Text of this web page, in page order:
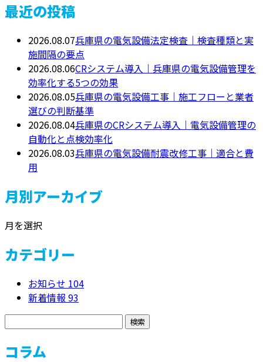
最近の投稿
2026.08.07兵庫県の電気設備法定検査｜検査種類と実
施間隔の要点
2026.08.06CRシステム導入｜兵庫県の電気設備管理を
効率化する5つの効果
2026.08.05兵庫県の電気設備工事｜施工フローと業者
選びの判断基準
2026.08.04兵庫県のCRシステム導入｜電気設備管理の
自動化と点検効率化
2026.08.03兵庫県の電気設備耐震改修工事｜適合と費
用
月別アーカイブ
月を選択
カテゴリー
お知らせ 104
新着情報 93
コラム